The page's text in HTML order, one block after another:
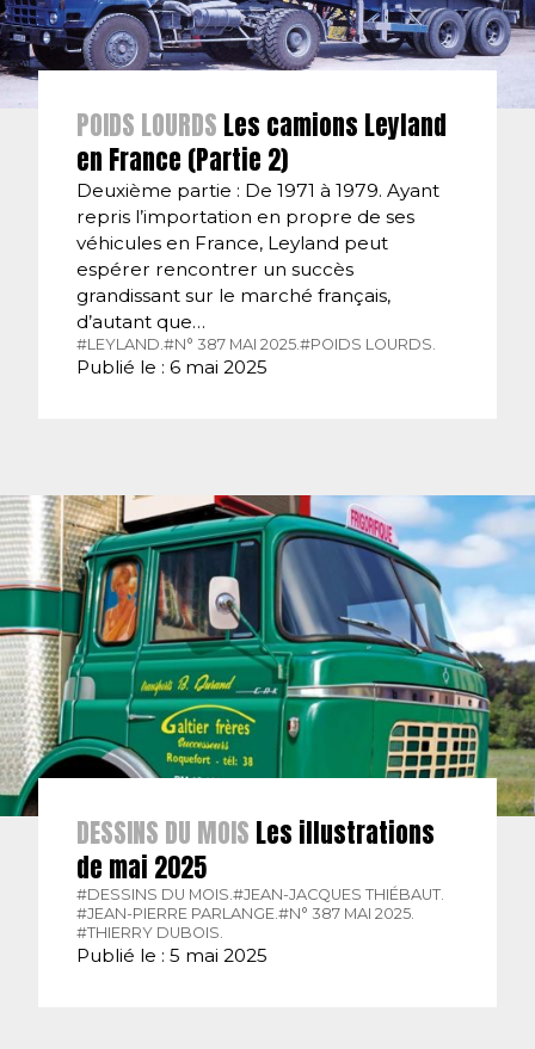
POIDS LOURDS Les camions Leyland
en France (Partie 2)
Deuxième partie : De 1971 à 1979. Ayant
repris l’importation en propre de ses
véhicules en France, Leyland peut
espérer rencontrer un succès
grandissant sur le marché français,
d’autant que…
#LEYLAND. #N° 387 MAI 2025. #POIDS LOURDS.
Publié le : 6 mai 2025
DESSINS DU MOIS Les illustrations
de mai 2025
#DESSINS DU MOIS. #JEAN-JACQUES THIÉBAUT.
#JEAN-PIERRE PARLANGE. #N° 387 MAI 2025.
#THIERRY DUBOIS.
Publié le : 5 mai 2025